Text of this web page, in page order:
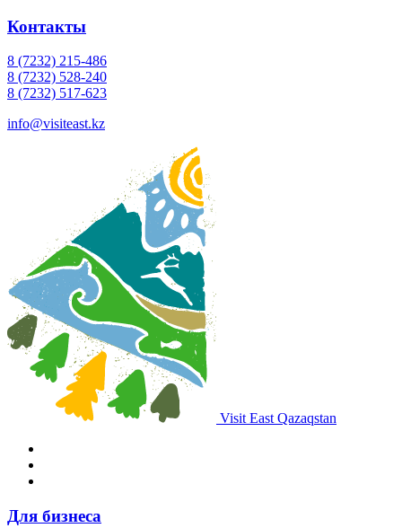
Контакты
8 (7232) 215-486
8 (7232) 528-240
8 (7232) 517-623
info@visiteast.kz
Visit East Qazaqstan
Для бизнеса